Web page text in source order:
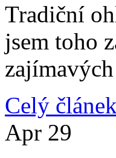
Tradiční
jsem toho
Celý článek
Apr 29